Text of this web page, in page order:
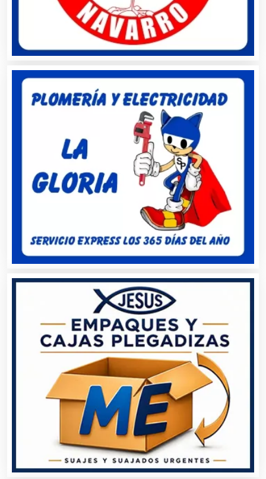
Artículos para Regalos
Artículos Publicitarios
Aseguradoras
Asesoría Fiscal
Asociaciones Civiles
Asociaciones Empresariales
Audio, Sonido e Iluminación